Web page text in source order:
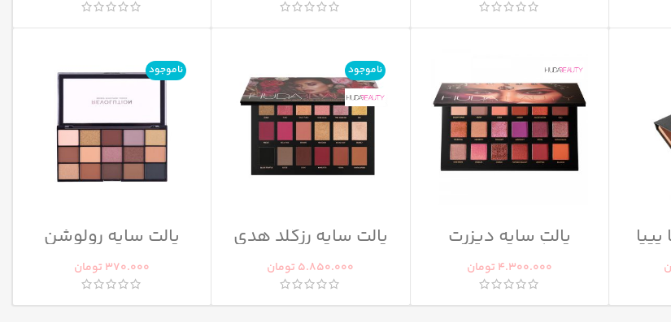
پالت سایه دیزرت
داسک هدی بیوتی
4.300.000 تومان
ناموجود
پالت سایه رزگلد هدی
بیوتی
5.850.000 تومان
ناموجود
پالت سایه رولوشن
ولوت رز
370.000 تومان